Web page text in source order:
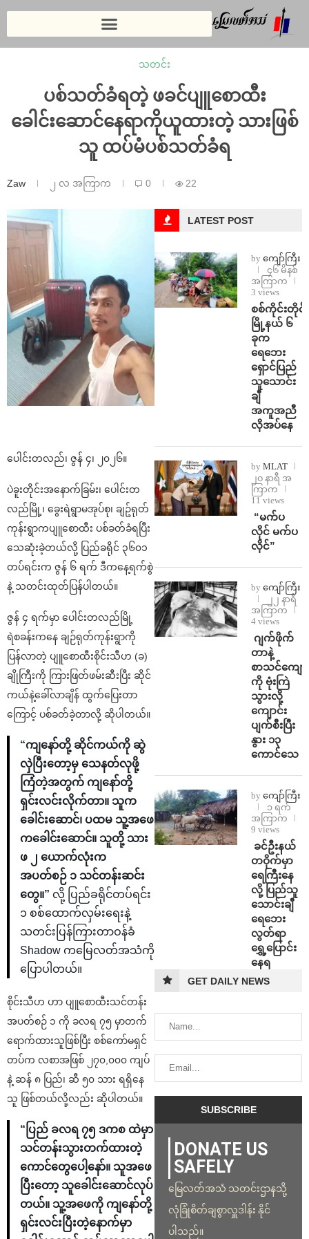
သတင်း
ပစ်သတ်ခံရတဲ့ ဖခင်ပျူစောထီး
ခေါင်းဆောင်နေရာကိုယူထားတဲ့ သားဖြစ်
သူ ထပ်မံပစ်သတ်ခံရ
Zaw ၂ လ အကြာက 0 22
ပေါင်းတလည်၊ ဇွန် ၄၊ ၂၀၂၆။
ပဲခူးတိုင်းအနောက်ခြမ်း၊ ပေါင်းတ
လည်မြို့၊ ခွေးရဲရွာမအုပ်စု၊ ချဥ်ရုတ်
ကုန်းရွာကပျူစောထီး ပစ်ခတ်ခံရပြီး
သေဆုံးခဲ့တယ်လို့ ပြည်ခရိုင် ၃၆၀၁
တပ်ရင်းက ဇွန် ၆ ရက် ဒီ‌ကနေ့ရက်စွဲ
နဲ့ သတင်းထုတ်ပြန်ပါတယ်။
ဇွန် ၄ ရက်မှာ ပေါင်းတလည်မြို့
ရဲစခန်းကနေ ချဉ်ရုတ်ကုန်းရွာကို
ပြန်လာတဲ့ ပျူစောထီးစိုင်းသီဟ (ခ)
ချိုကြီးကို ကြားဖြတ်ဖမ်းဆီးပြီး ဆိုင်
ကယ်နဲ့ခေါ်လာချိန် ထွက်ပြေးတာ
ကြောင့် ပစ်ခတ်ခဲ့တာလို့ ဆိုပါတယ်။
“ကျနော်တို့ ဆိုင်ကယ်ကို ဆွဲ
လှဲပြီး‌တော့မှ သေနတ်လုဖို့
ကြံတဲ့အတွက် ကျနော်တို့
ရှင်းလင်းလိုက်တာ။ သူက
ခေါင်းဆောင်၊ ပထမ သူ့အဖေ
ကခေါင်းဆောင်။ သူတို့ သား
ဖ ၂ ယောက်လုံးက
အပတ်စဉ် ၁ သင်တန်းဆင်း
တွေ။” လို့ ပြည်ခရိုင်တပ်ရင်း
၁ စစ်ထောက်လှမ်းရေးနဲ့
သတင်းပြန်ကြားတာဝန်ခံ
Shadow ကမြေလတ်အသံကို
ပြောပါတယ်။
စိုင်းသီဟ ဟာ ပျူစောထီးသင်တန်း
အပတ်စဉ် ၁ ကို ခလရ ၇၅ မှာတက်
ရောက်ထားသူဖြစ်ပြီး စစ်ကော်မရှင်
တပ်က လစာအဖြစ် ၂၇၀,၀၀၀ ကျပ်
နဲ့ ဆန် ၈ ပြည်၊ ဆီ ၅၀ သား ရရှိနေ
သူ ဖြစ်တယ်လို့လည်း ဆိုပါတယ်။
“ပြည် ခလရ ၇၅ ဒကစ‌ ထဲမှာ
သင်တန်းသွားတက်ထားတဲ့
ကောင်တွေပေါ့နော်။ သူအဖေ
ပြီးတော့ သူခေါင်းဆောင်လုပ်
တယ်။ သူ့အဖေကို ကျနော်တို့
ရှင်းလင်းပြီးတဲ့နောက်မှာ
LATEST POST
by ကျော်ကြီး
၄၆ မိနစ်
အကြာက
3 views
စစ်ကိုင်းတိုင်း
မြို့နယ် ၆
ခုက
ရေဘေး
ရှောင်ပြည်
သူသောင်း
ချီ
အကူအညီ
လိုအပ်နေ
by MLAT
၂၀ နာရီ အ
ကြာက
11 views
⁨ ⁨“မက်ပ
လိုင် မက်ပ
လိုင်”
by ကျော်ကြီး
၂၂ နာရီ
အကြာက
4 views
⁨⁩ ⁨ဂျက်ဖိုက်
တာနဲ့
စာသင်ကျော
ကို ဗုံးကြဲ
သွားလို့
ကျောင်း
ပျက်စီးပြီး
နွား ၁၃
ကောင်သေ
by ကျော်ကြီး
၁ ရက်
အကြာက
9 views
⁩ ⁨ခင်ဦးနယ်
တဝိုက်မှာ
ရေကြီးနေ
လို့ ပြည်သူ
သောင်းချီ
ရေဘေး
လွတ်ရာ
ရွှေ့ပြောင်း
နေရ
GET DAILY NEWS
DONATE US
SAFELY
မြေလတ်အသံ သတင်းဌာနသို့
လုံခြုံစိတ်ချစွာလှူဒါန်း နိုင်
ပါသည်။